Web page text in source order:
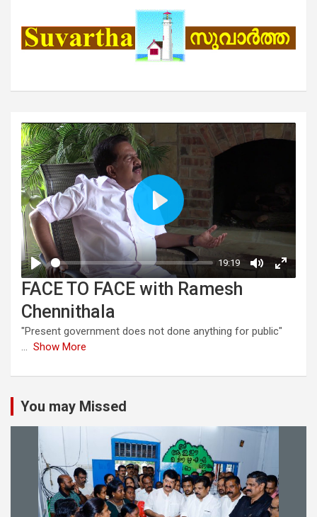
FACE TO FACE with Ramesh
Chennithala
"Present government does not done anything for public"
... Show More
You may Missed